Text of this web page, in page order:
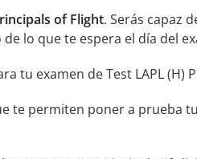
of Flight. Serás capaz
lo que te espera el día del
tu examen de Test LAPL (H)
te permiten poner a prueba